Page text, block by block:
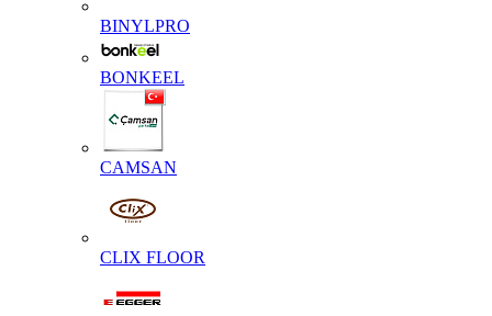
BINYLPRO
BONKEEL
CAMSAN
CLIX FLOOR